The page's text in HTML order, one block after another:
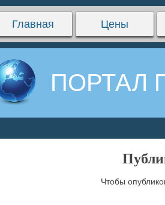
Главная Цены
ПОРТАЛ
Чтобы